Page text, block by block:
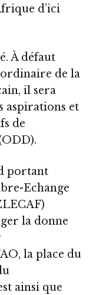
d’ici
À défaut
de la
il sera
aspirations et
de
portant
Echange
la donne
la place du
ainsi que